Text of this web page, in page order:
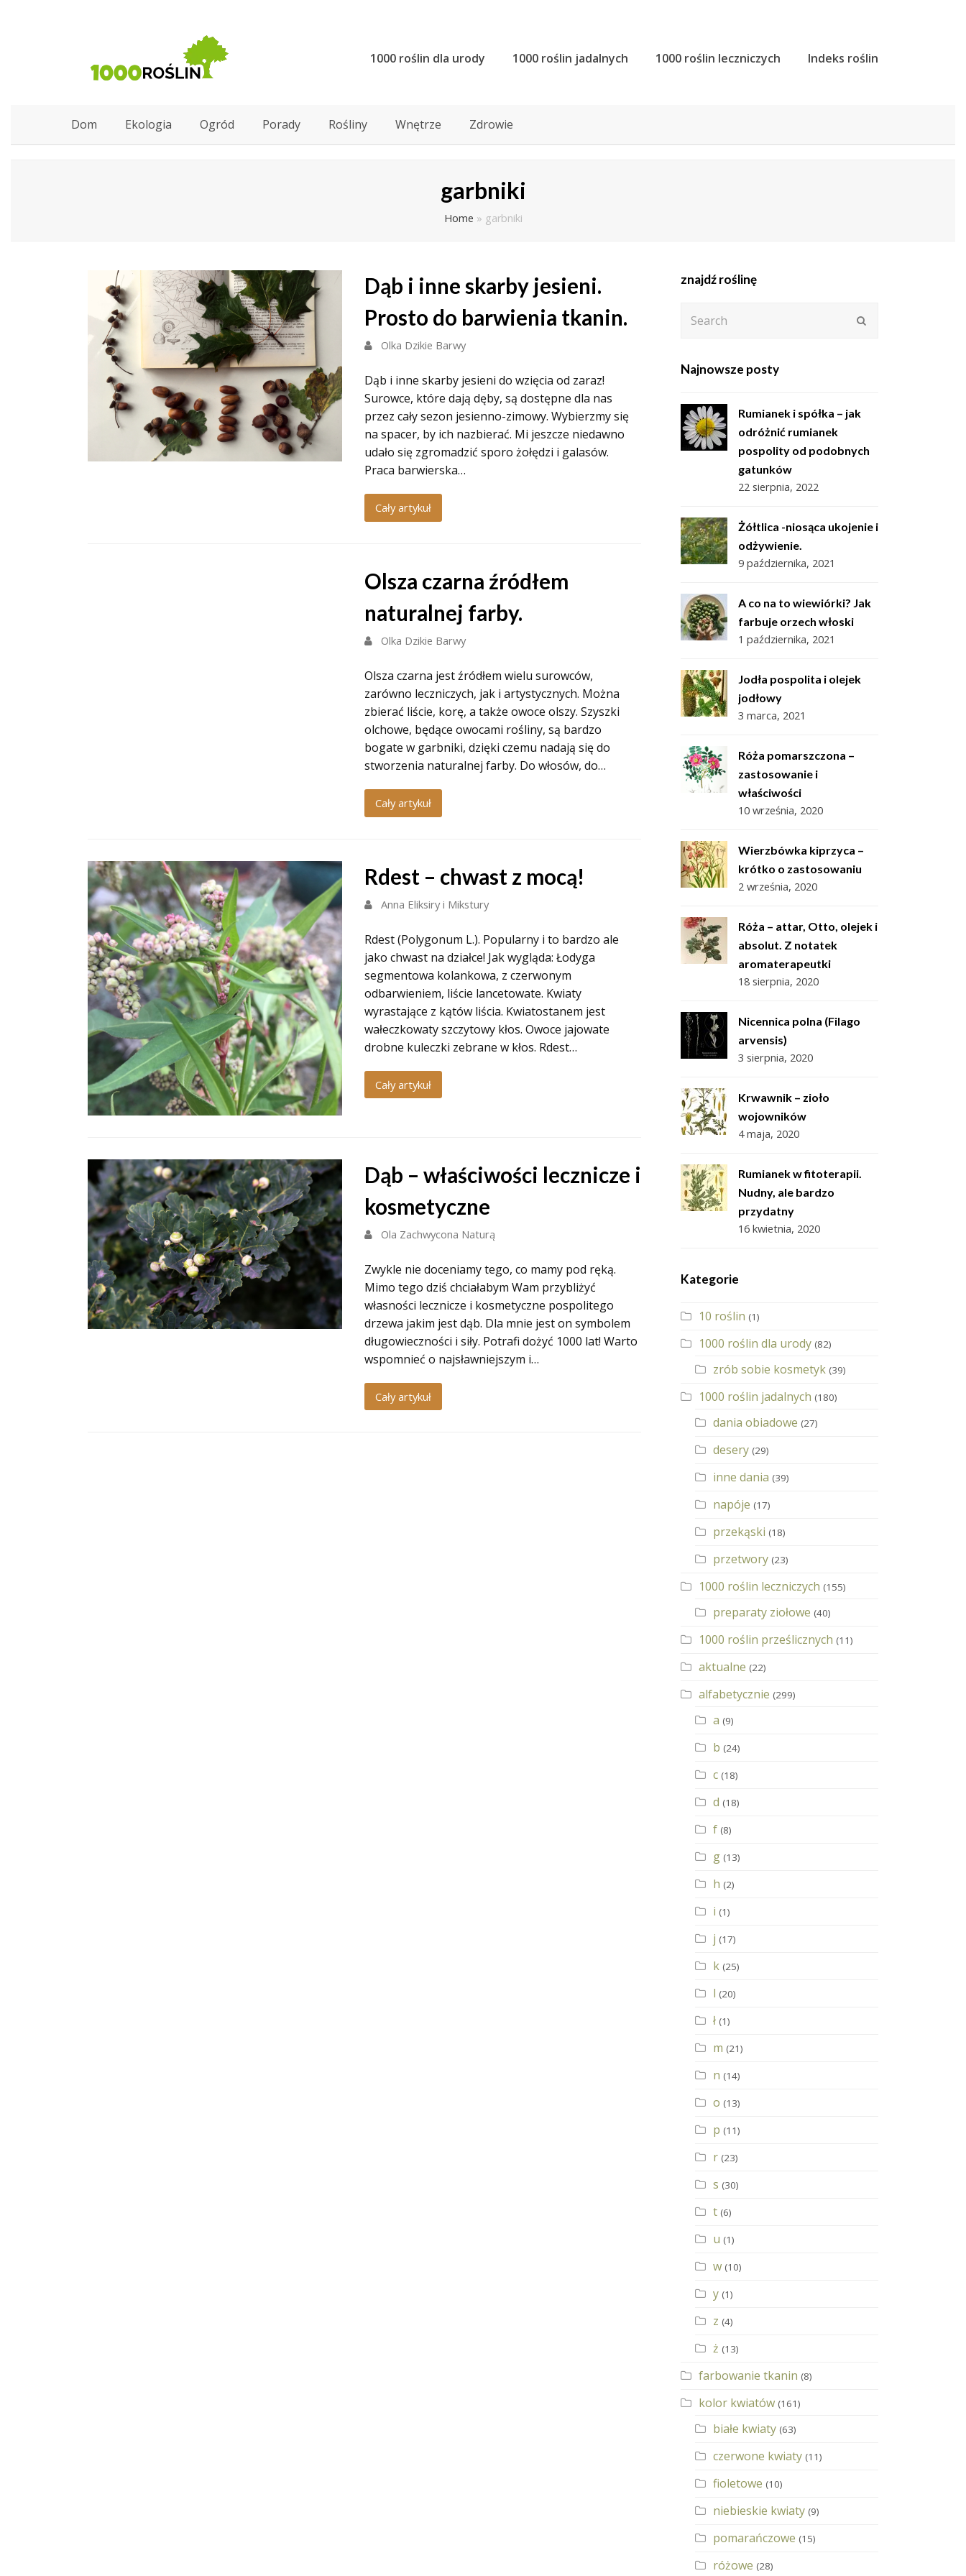
1000 roślin dla urody 1000 roślin jadalnych 1000 roślin leczniczych Indeks roślin
Dom Ekologia Ogród Porady Rośliny Wnętrze Zdrowie
garbniki
Home » garbniki
Dąb i inne skarby jesieni.
Prosto do barwienia tkanin.
Olka Dzikie Barwy
Dąb i inne skarby jesieni do wzięcia od zaraz!
Surowce, które dają dęby, są dostępne dla nas
przez cały sezon jesienno-zimowy. Wybierzmy się
na spacer, by ich nazbierać. Mi jeszcze niedawno
udało się zgromadzić sporo żołędzi i galasów.
Praca barwierska…
Cały artykuł
Olsza czarna źródłem
naturalnej farby.
Olka Dzikie Barwy
Olsza czarna jest źródłem wielu surowców,
zarówno leczniczych, jak i artystycznych. Można
zbierać liście, korę, a także owoce olszy. Szyszki
olchowe, będące owocami rośliny, są bardzo
bogate w garbniki, dzięki czemu nadają się do
stworzenia naturalnej farby. Do włosów, do…
Cały artykuł
Rdest – chwast z mocą!
Anna Eliksiry i Mikstury
Rdest (Polygonum L.). Popularny i to bardzo ale
jako chwast na działce! Jak wygląda: Łodyga
segmentowa kolankowa, z czerwonym
odbarwieniem, liście lancetowate. Kwiaty
wyrastające z kątów liścia. Kwiatostanem jest
wałeczkowaty szczytowy kłos. Owoce jajowate
drobne kuleczki zebrane w kłos. Rdest…
Cały artykuł
Dąb – właściwości lecznicze i
kosmetyczne
Ola Zachwycona Naturą
Zwykle nie doceniamy tego, co mamy pod ręką.
Mimo tego dziś chciałabym Wam przybliżyć
własności lecznicze i kosmetyczne pospolitego
drzewa jakim jest dąb. Dla mnie jest on symbolem
długowieczności i siły. Potrafi dożyć 1000 lat! Warto
wspomnieć o najsławniejszym i…
Cały artykuł
znajdź roślinę
Najnowsze posty
Rumianek i spółka – jak
odróżnić rumianek
pospolity od podobnych
gatunków
22 sierpnia, 2022
Żółtlica -niosąca ukojenie i
odżywienie.
9 października, 2021
A co na to wiewiórki? Jak
farbuje orzech włoski
1 października, 2021
Jodła pospolita i olejek
jodłowy
3 marca, 2021
Róża pomarszczona –
zastosowanie i
właściwości
10 września, 2020
Wierzbówka kiprzyca –
krótko o zastosowaniu
2 września, 2020
Róża – attar, Otto, olejek i
absolut. Z notatek
aromaterapeutki
18 sierpnia, 2020
Nicennica polna (Filago
arvensis)
3 sierpnia, 2020
Krwawnik – zioło
wojowników
4 maja, 2020
Rumianek w fitoterapii.
Nudny, ale bardzo
przydatny
16 kwietnia, 2020
Kategorie
10 roślin (1)
1000 roślin dla urody (82)
zrób sobie kosmetyk (39)
1000 roślin jadalnych (180)
dania obiadowe (27)
desery (29)
inne dania (39)
napóje (17)
przekąski (18)
przetwory (23)
1000 roślin leczniczych (155)
preparaty ziołowe (40)
1000 roślin prześlicznych (11)
aktualne (22)
alfabetycznie (299)
a (9)
b (24)
c (18)
d (18)
f (8)
g (13)
h (2)
i (1)
j (17)
k (25)
l (20)
ł (1)
m (21)
n (14)
o (13)
p (11)
r (23)
s (30)
t (6)
u (1)
w (10)
y (1)
z (4)
ż (13)
farbowanie tkanin (8)
kolor kwiatów (161)
białe kwiaty (63)
czerwone kwiaty (11)
fioletowe (10)
niebieskie kwiaty (9)
pomarańczowe (15)
różowe (28)